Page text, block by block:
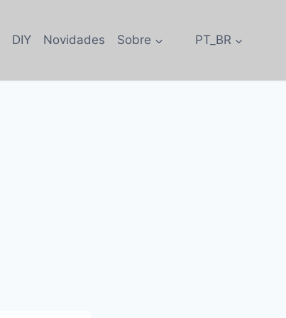
DIY Novidades Sobre PT_BR